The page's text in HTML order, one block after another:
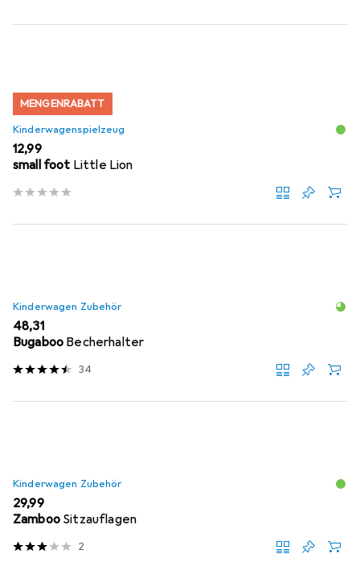
MENGENRABATT
Kinderwagenspielzeug
EUR
12,99
small foot Little Lion
Kinderwagen Zubehör
EUR
48,31
Bugaboo Becherhalter
34
Kinderwagen Zubehör
EUR
29,99
Zamboo Sitzauflagen
2